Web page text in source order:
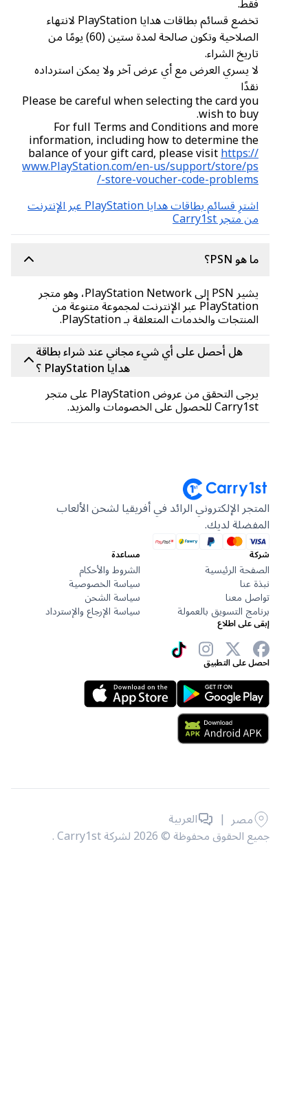
تخضع قسائم بطاقات هدايا PlayStation لانتهاء
الصلاحية وتكون صالحة لمدة ستين (60) يومًا من
تاريخ الشراء.
لا يسري العرض مع أي عرض آخر ولا يمكن استرداده
Please be careful when selecting the card you
wish to buy.
For full Terms and Conditions and more
information, including how to determine the
balance of your gift card, please visithttps://
www.PlayStation.com/en-us/support/store/ps
-store-voucher-code-problems/
اشترِ قسائم بطاقات هدايا PlayStation عبر الإنترنت
من متجر Carry1st
يشير PSN إلى PlayStation Network، وهو متجر
PlayStation عبر الإنترنت لمجموعة متنوعة من
المنتجات والخدمات المتعلقة بـ PlayStation.
هل أحصل على أي شيء مجاني عند شراء بطاقة
يرجى التحقق من عروض PlayStation على متجر
Carry1st للحصول على الخصومات والمزيد.
المتجر الإلكتروني الرائد في أفريقيا لشحن الألعاب
المفضلة لديك.
الصفحة الرئيسية
نبذة عنا
تواصل معنا
برنامج التسويق بالعمولة
مساعدة
الشروط والأحكام
سياسة الخصوصية
سياسة الشحن
سياسة الإرجاع والإسترداد
إبقى على اطلاع
احصل على التطبيق
جميع الحقوق محفوظة © 2026 لشركة Carry1st .
مصر | العربية